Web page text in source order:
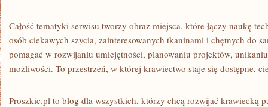
Całość tematyki serwisu tworzy obraz miejsca, które łączy naukę
osób ciekawych szycia, zainteresowanych tkaninami i chętnych do
pomagać w rozwijaniu umiejętności, planowaniu projektów,
możliwości. To przestrzeń, w której krawiectwo staje się dostępne,
Proszkic.pl to blog dla wszystkich, którzy chcą rozwijać krawiecką